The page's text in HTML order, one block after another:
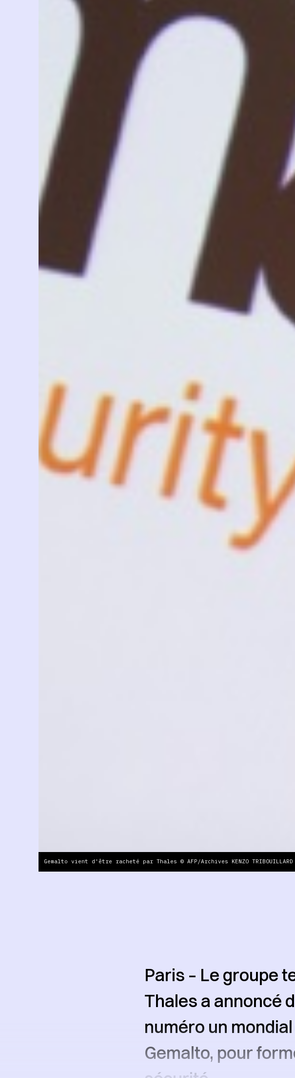
Gemalto vient d'être racheté par Thales © AFP/Archives KENZO TRIBOUILLARD
Paris – Le groupe
Thales a annoncé
numéro un
Gemalto, pour